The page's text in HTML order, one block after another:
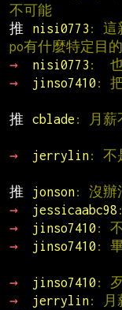
不可能
推
nisi0773 : 這
po有什麼特定目
→
nisi0773 :  也
→
jinso7410 :
推
cblade : 月薪
→
jerrylin: 不
推
jonson: 沒辦
→
jessicaabc98
→
jinso7410 :
→
jinso7410 :
→
jinso7410 :
→
jerrylin: 月